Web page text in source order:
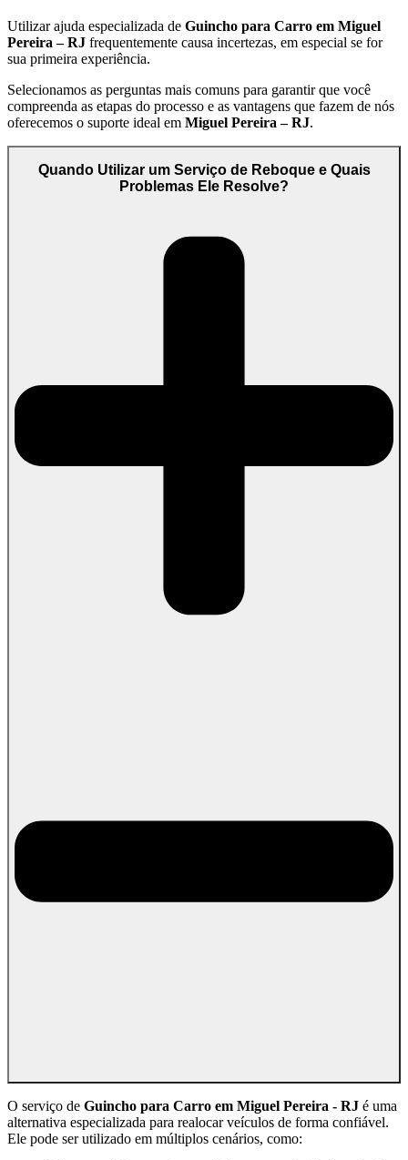
Utilizar ajuda especializada de Guincho para Carro em Miguel
Pereira – RJ frequentemente causa incertezas, em especial se for
sua primeira experiência.
Selecionamos as perguntas mais comuns para garantir que você
compreenda as etapas do processo e as vantagens que fazem de nós
oferecemos o suporte ideal em Miguel Pereira – RJ.
Quando Utilizar um Serviço de Reboque e Quais
Problemas Ele Resolve?
O serviço de Guincho para Carro em Miguel Pereira - RJ é uma
alternativa especializada para realocar veículos de forma confiável.
Ele pode ser utilizado em múltiplos cenários, como: